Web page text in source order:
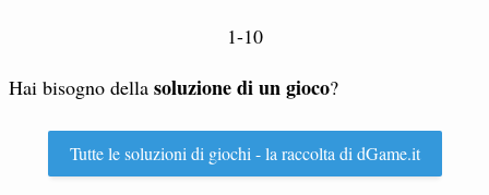
1-10
Hai bisogno della soluzione di un gioco?
Tutte le soluzioni di giochi - la raccolta di dGame.it